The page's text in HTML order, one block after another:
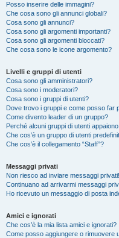
Posso inserire delle immagini?
Che cosa sono gli annunci globali?
Cosa sono gli annunci?
Cosa sono gli argomenti importanti?
Cosa sono gli argomenti bloccati?
Che cosa sono le icone argomento?
Livelli e gruppi di utenti
Cosa sono gli amministratori?
Cosa sono i moderatori?
Cosa sono i gruppi di utenti?
Dove trovo i gruppi e come posso far
Come divento leader di un gruppo?
Perché alcuni gruppi di utenti
Che cos’è un gruppo di utenti
Che cos’è il collegamento “Staff”?
Messaggi privati
Non riesco ad inviare messaggi privati!
Continuano ad arrivarmi messaggi
Ho ricevuto un messaggio di posta
Amici e ignorati
Che cos’è la mia lista amici e ignorati?
Come posso aggiungere o rimuovere